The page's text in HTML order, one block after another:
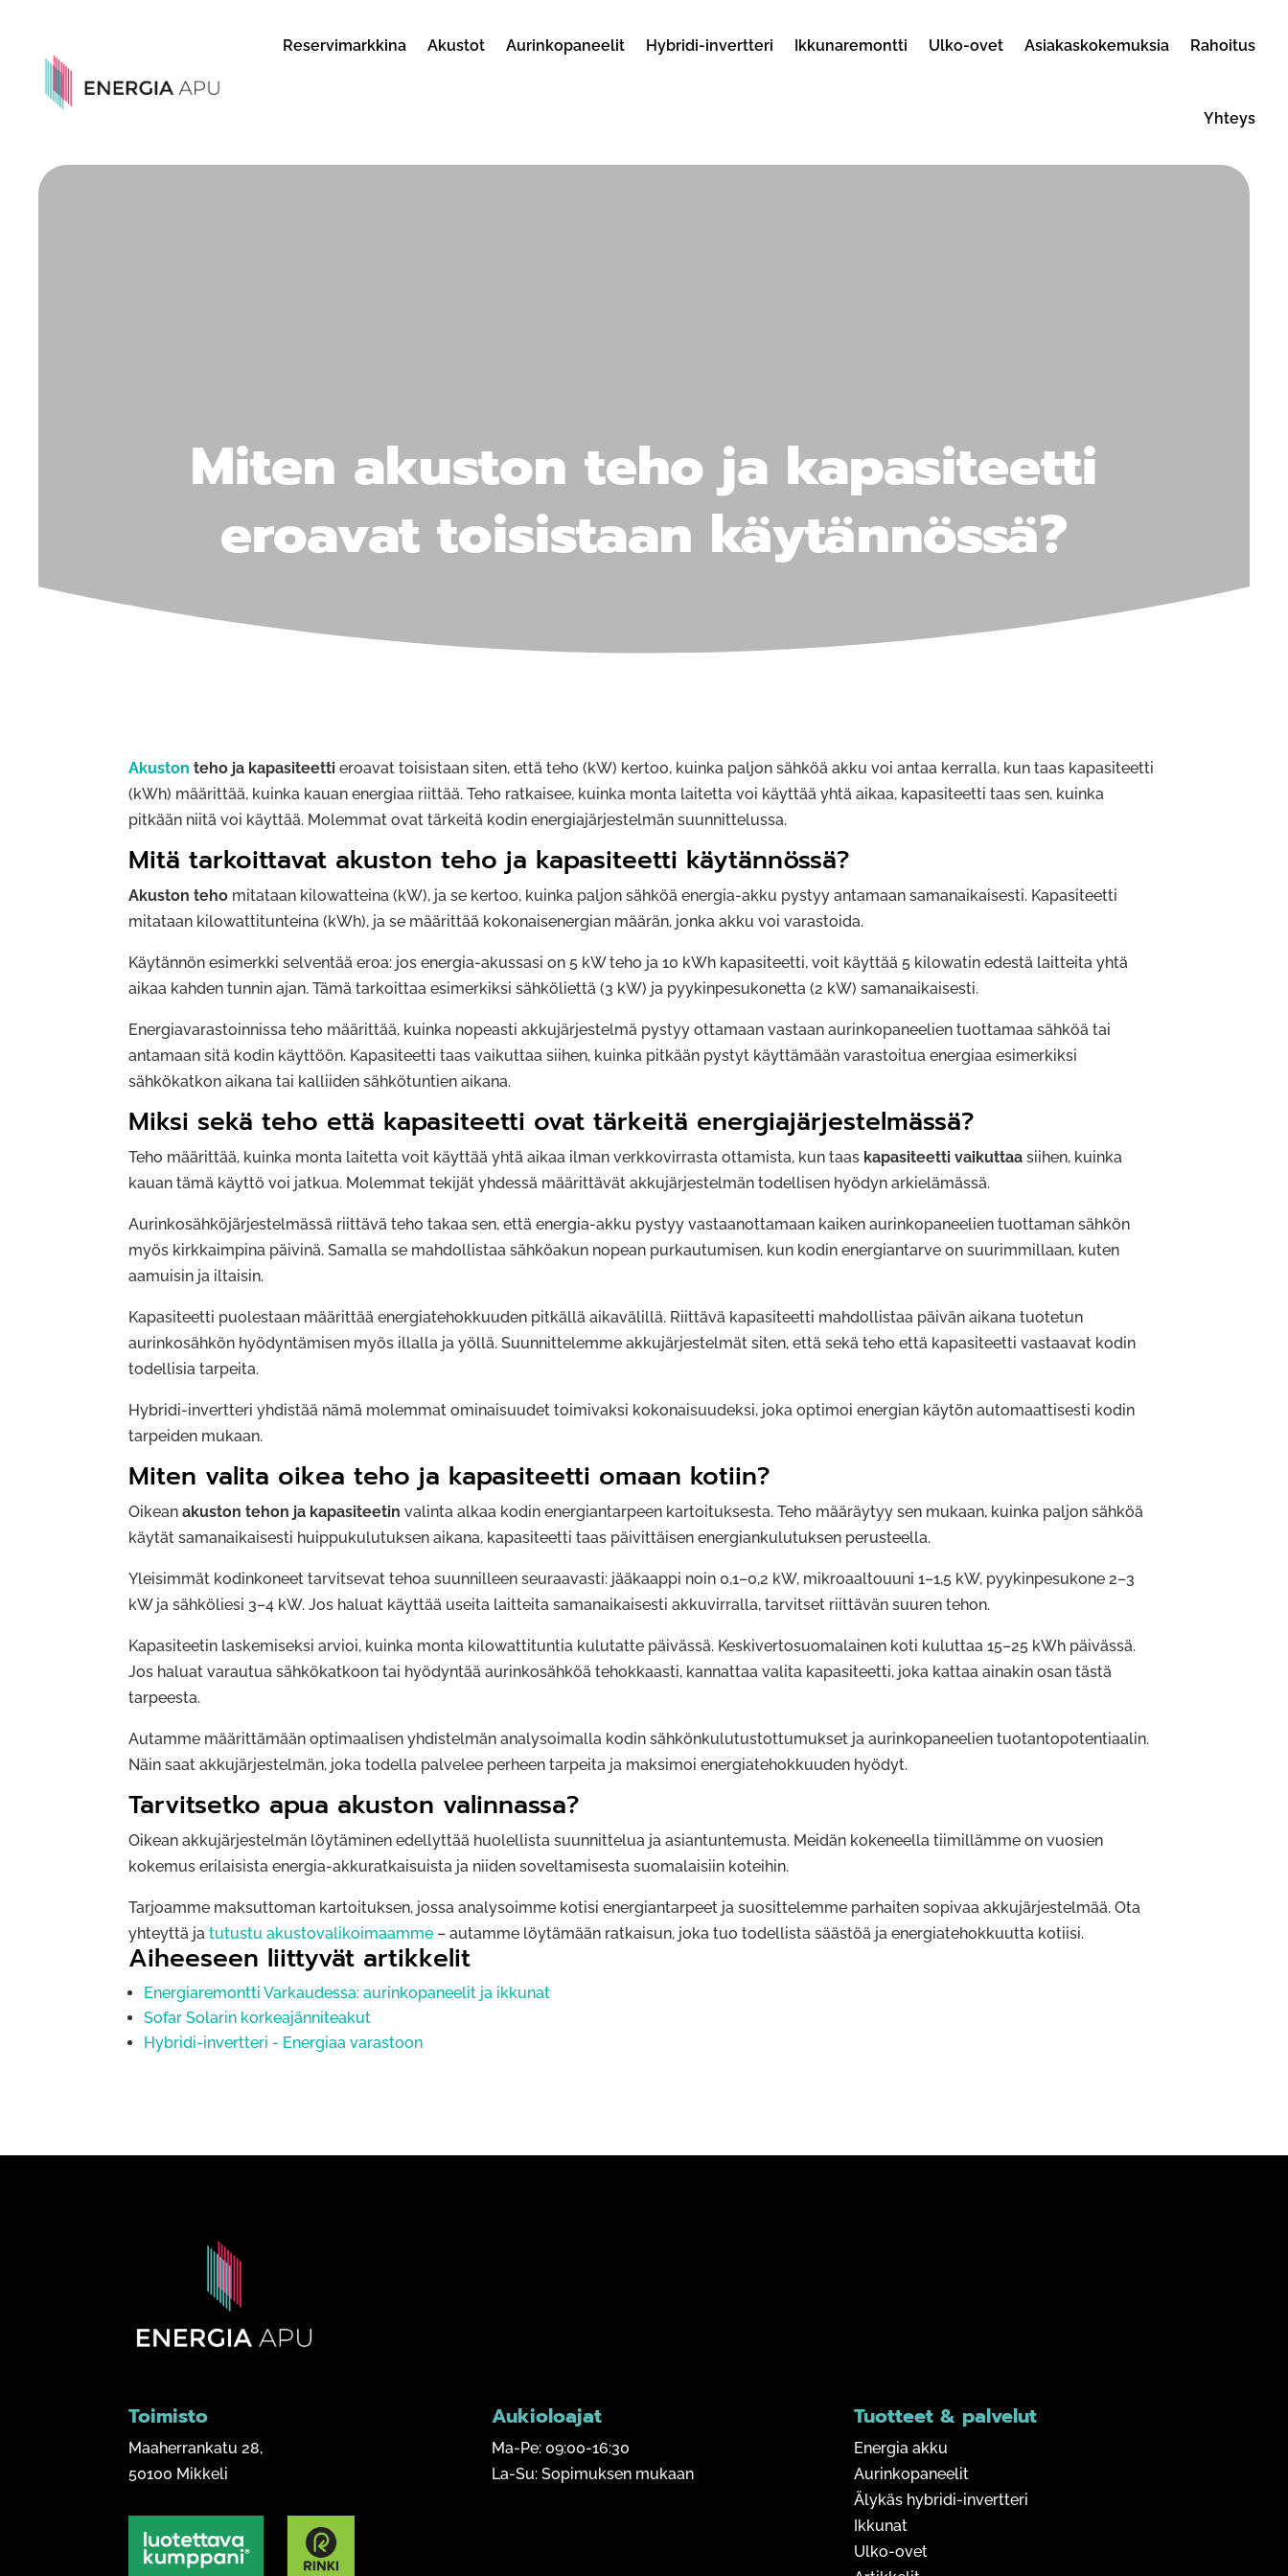
Reservimarkkina Akustot Aurinkopaneelit Hybridi-invertteri Ikkunaremontti Ulko-ovet Asiakaskokemuksia Rahoitus
Yhteys
Miten akuston teho ja kapasiteetti
eroavat toisistaan käytännössä?
Akuston teho ja kapasiteetti eroavat toisistaan siten, että teho (kW) kertoo, kuinka paljon sähköä akku voi antaa kerralla, kun taas kapasiteetti
(kWh) määrittää, kuinka kauan energiaa riittää. Teho ratkaisee, kuinka monta laitetta voi käyttää yhtä aikaa, kapasiteetti taas sen, kuinka
pitkään niitä voi käyttää. Molemmat ovat tärkeitä kodin energiajärjestelmän suunnittelussa.
Mitä tarkoittavat akuston teho ja kapasiteetti käytännössä?
Akuston teho mitataan kilowatteina (kW), ja se kertoo, kuinka paljon sähköä energia-akku pystyy antamaan samanaikaisesti. Kapasiteetti
mitataan kilowattitunteina (kWh), ja se määrittää kokonaisenergian määrän, jonka akku voi varastoida.
Käytännön esimerkki selventää eroa: jos energia-akussasi on 5 kW teho ja 10 kWh kapasiteetti, voit käyttää 5 kilowatin edestä laitteita yhtä
aikaa kahden tunnin ajan. Tämä tarkoittaa esimerkiksi sähköliettä (3 kW) ja pyykinpesukonetta (2 kW) samanaikaisesti.
Energiavarastoinnissa teho määrittää, kuinka nopeasti akkujärjestelmä pystyy ottamaan vastaan aurinkopaneelien tuottamaa sähköä tai
antamaan sitä kodin käyttöön. Kapasiteetti taas vaikuttaa siihen, kuinka pitkään pystyt käyttämään varastoitua energiaa esimerkiksi
sähkökatkon aikana tai kalliiden sähkötuntien aikana.
Miksi sekä teho että kapasiteetti ovat tärkeitä energiajärjestelmässä?
Teho määrittää, kuinka monta laitetta voit käyttää yhtä aikaa ilman verkkovirrasta ottamista, kun taas kapasiteetti vaikuttaa siihen, kuinka
kauan tämä käyttö voi jatkua. Molemmat tekijät yhdessä määrittävät akkujärjestelmän todellisen hyödyn arkielämässä.
Aurinkosähköjärjestelmässä riittävä teho takaa sen, että energia-akku pystyy vastaanottamaan kaiken aurinkopaneelien tuottaman sähkön
myös kirkkaimpina päivinä. Samalla se mahdollistaa sähköakun nopean purkautumisen, kun kodin energiantarve on suurimmillaan, kuten
aamuisin ja iltaisin.
Kapasiteetti puolestaan määrittää energiatehokkuuden pitkällä aikavälillä. Riittävä kapasiteetti mahdollistaa päivän aikana tuotetun
aurinkosähkön hyödyntämisen myös illalla ja yöllä. Suunnittelemme akkujärjestelmät siten, että sekä teho että kapasiteetti vastaavat kodin
todellisia tarpeita.
Hybridi-invertteri yhdistää nämä molemmat ominaisuudet toimivaksi kokonaisuudeksi, joka optimoi energian käytön automaattisesti kodin
tarpeiden mukaan.
Miten valita oikea teho ja kapasiteetti omaan kotiin?
Oikeanakuston tehon ja kapasiteetin valinta alkaa kodin energiantarpeen kartoituksesta. Teho määräytyy sen mukaan, kuinka paljon sähköä
käytät samanaikaisesti huippukulutuksen aikana, kapasiteetti taas päivittäisen energiankulutuksen perusteella.
Yleisimmät kodinkoneet tarvitsevat tehoa suunnilleen seuraavasti: jääkaappi noin 0,1–0,2 kW, mikroaaltouuni 1–1,5 kW, pyykinpesukone 2–3
kW ja sähköliesi 3–4 kW. Jos haluat käyttää useita laitteita samanaikaisesti akkuvirralla, tarvitset riittävän suuren tehon.
Kapasiteetin laskemiseksi arvioi, kuinka monta kilowattituntia kulutatte päivässä. Keskivertosuomalainen koti kuluttaa 15–25 kWh päivässä.
Jos haluat varautua sähkökatkoon tai hyödyntää aurinkosähköä tehokkaasti, kannattaa valita kapasiteetti, joka kattaa ainakin osan tästä
tarpeesta.
Autamme määrittämään optimaalisen yhdistelmän analysoimalla kodin sähkönkulutustottumukset ja aurinkopaneelien tuotantopotentiaalin.
Näin saat akkujärjestelmän, joka todella palvelee perheen tarpeita ja maksimoi energiatehokkuuden hyödyt.
Tarvitsetko apua akuston valinnassa?
Oikean akkujärjestelmän löytäminen edellyttää huolellista suunnittelua ja asiantuntemusta. Meidän kokeneella tiimillämme on vuosien
kokemus erilaisista energia-akkuratkaisuista ja niiden soveltamisesta suomalaisiin koteihin.
Tarjoamme maksuttoman kartoituksen, jossa analysoimme kotisi energiantarpeet ja suosittelemme parhaiten sopivaa akkujärjestelmää. Ota
yhteyttä jatutustu akustovalikoimaamme – autamme löytämään ratkaisun, joka tuo todellista säästöä ja energiatehokkuutta kotiisi.
Aiheeseen liittyvät artikkelit
Energiaremontti Varkaudessa: aurinkopaneelit ja ikkunat
Sofar Solarin korkeajänniteakut
Hybridi-invertteri - Energiaa varastoon
Toimisto
Maaherrankatu 28,
50100 Mikkeli
Aukioloajat
Ma-Pe: 09:00-16:30
La-Su: Sopimuksen mukaan
Tuotteet & palvelut
Energia akku
Aurinkopaneelit
Älykäs hybridi-invertteri
Ikkunat
Ulko-ovet